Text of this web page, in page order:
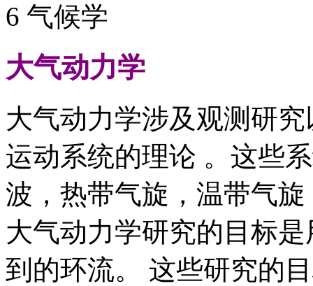
6 气候学
大气动力学
大气动力学涉及观测研
运动系统的理论 。这些
波，热带气旋，温带气
大气动力学研究的目标
到的环流。 这些研究的